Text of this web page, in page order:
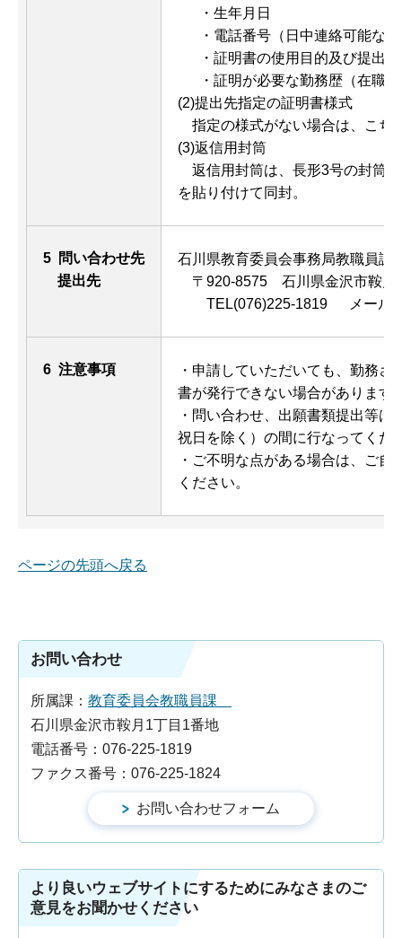
・生年月日
・電話番号（日中連絡可能な番
・証明書の使用目的及び提出先
・証明が必要な勤務歴（在職期
(2)提出先指定の証明書様式
指定の様式がない場合は、こち
(3)返信用封筒
返信用封筒は、長形3号の封筒
を貼り付けて同封。
5 問い合わせ先
提出先
石川県教育委員会事務局教職員課
〒920-8575 石川県金沢市鞍月
TEL(076)225-1819 メール
6 注意事項
・申請していただいても、勤務
書が発行できない場合があります
・問い合わせ、出願書類提出等
祝日を除く）の間に行なってくだ
・ご不明な点がある場合は、ご
ください。
ページの先頭へ戻る
お問い合わせ
所属課： 教育委員会教職員課
石川県金沢市鞍月1丁目1番地
電話番号：076-225-1819
ファクス番号：076-225-1824
より良いウェブサイトにするためにみなさまのご
意見をお聞かせください